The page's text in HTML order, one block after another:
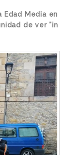
Media en
de ver ”in